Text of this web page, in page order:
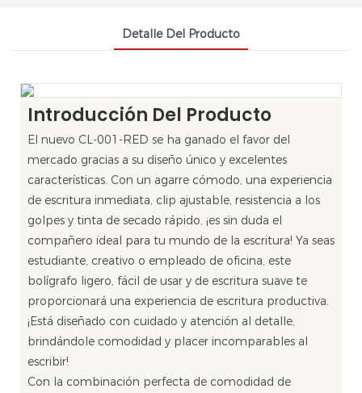
Detalle Del Producto
Introducción Del Producto
El nuevo CL-001-RED se ha ganado el favor del
mercado gracias a su diseño único y excelentes
características. Con un agarre cómodo, una experiencia
de escritura inmediata, clip ajustable, resistencia a los
golpes y tinta de secado rápido, ¡es sin duda el
compañero ideal para tu mundo de la escritura! Ya seas
estudiante, creativo o empleado de oficina, este
bolígrafo ligero, fácil de usar y de escritura suave te
proporcionará una experiencia de escritura productiva.
¡Está diseñado con cuidado y atención al detalle,
brindándole comodidad y placer incomparables al
escribir!
Con la combinación perfecta de comodidad de